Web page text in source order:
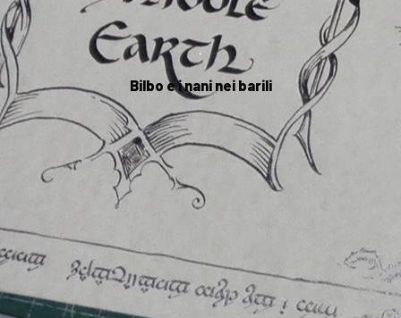
.
Bilbo e i nani nei barili